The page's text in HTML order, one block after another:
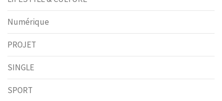
Numérique
PROJET
SINGLE
SPORT